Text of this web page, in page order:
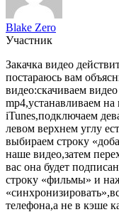
Blake Zero
Участник
Закачка видео
постараюсь вам
видео:скачиваем
mp4,устанавливаем
iTunes,подключаем
левом верхнем углу
выбираем строку
наше видео,затем
вас она будет
строку «фильмы» и
телефона,а не в кэше